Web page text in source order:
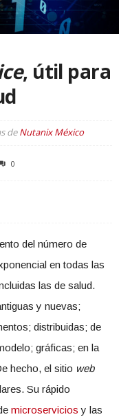
, útil para
deNutanix México
0
del número de
en todas las
las de salud.
y nuevas;
distribuidas; de
gráficas; en la
hecho, el sitio web
Su rápido
microservicios y las